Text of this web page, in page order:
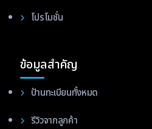
โปรโมชั่น
ข้อมูลสำคัญ
ป้านทะเบียนทั้งหมด
รีวิวจากลูกค้า